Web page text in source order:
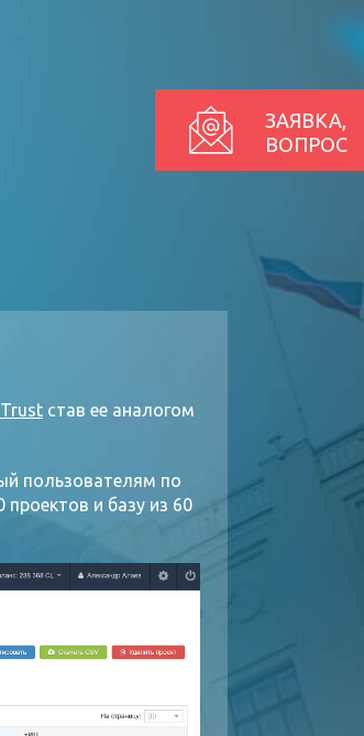
ЗАЯВКА,
ВОПРОС
став ее аналогом
пользователям по
и базу из 60